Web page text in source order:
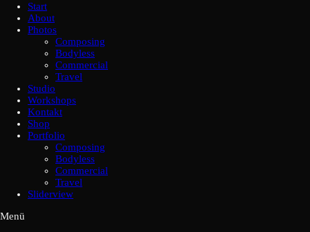
Start
About
Photos
Composing
Bodyless
Commercial
Travel
Studio
Workshops
Kontakt
Shop
Portfolio
Composing
Bodyless
Commercial
Travel
Sliderview
Menü